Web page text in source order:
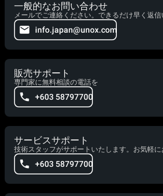
一般的なお問い合わせ
メールでご連絡ください。できるだけ早く返信
info.japan@unox.com
販売サポート
専門家に無料相談の電話を
+603 58797700
サービスサポート
技術スタッフがサポートいたします。お気軽に
+603 58797700